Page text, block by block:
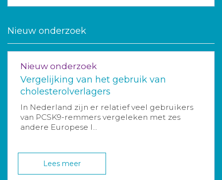
Nieuw onderzoek
Nieuw onderzoek
Vergelijking van het gebruik van
cholesterolverlagers
In Nederland zijn er relatief veel gebruikers
van PCSK9-remmers vergeleken met zes
andere Europese l...
Lees meer